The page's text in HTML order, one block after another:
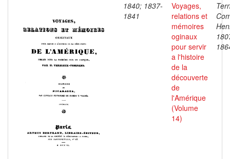
1840; 1837-
1841
Voyages,
relations et
mémoires
oginaux
pour servir
a l'histoire
de la
découverte
de
l'Amérique
(Volume
14)